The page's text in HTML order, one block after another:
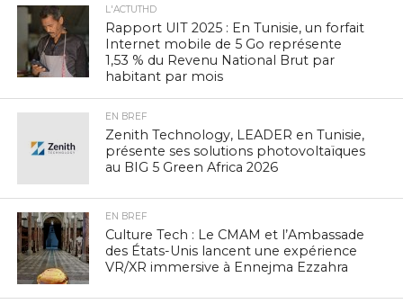
L'ACTUTHD
Rapport UIT 2025 : En Tunisie, un forfait
Internet mobile de 5 Go représente
1,53 % du Revenu National Brut par
habitant par mois
EN BREF
Zenith Technology, LEADER en Tunisie,
présente ses solutions photovoltaïques
au BIG 5 Green Africa 2026
EN BREF
Culture Tech : Le CMAM et l’Ambassade
des États-Unis lancent une expérience
VR/XR immersive à Ennejma Ezzahra